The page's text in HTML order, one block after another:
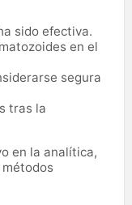
sido efectiva.
en el
segura
tras la
en la analítica,